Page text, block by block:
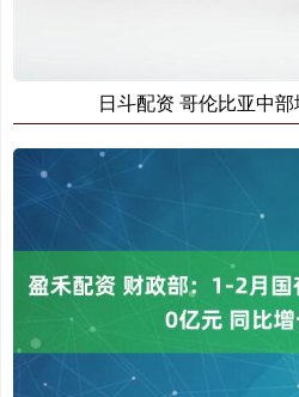
日斗配资 哥伦比亚中